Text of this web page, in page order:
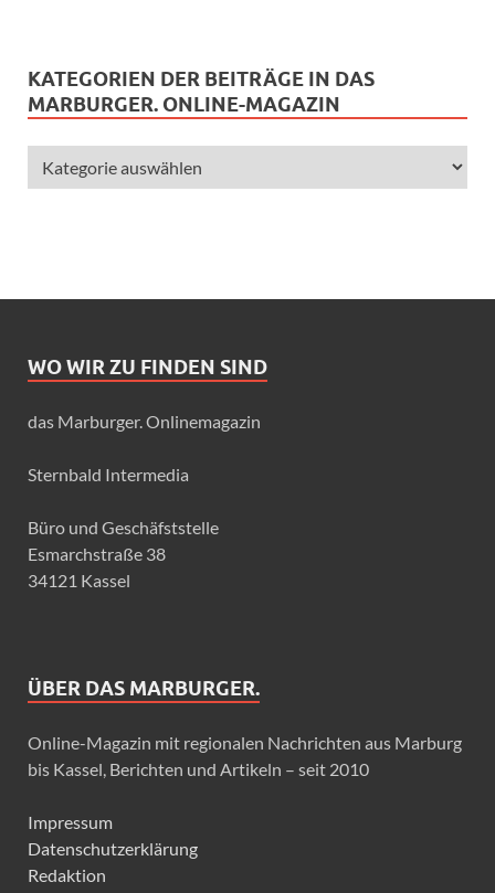
KATEGORIEN DER BEITRÄGE IN DAS
MARBURGER. ONLINE-MAGAZIN
WO WIR ZU FINDEN SIND
das Marburger. Onlinemagazin
Sternbald Intermedia
Büro und Geschäfststelle
Esmarchstraße 38
34121 Kassel
ÜBER DAS MARBURGER.
Online-Magazin mit regionalen Nachrichten aus Marburg
bis Kassel, Berichten und Artikeln – seit 2010
Impressum
Datenschutzerklärung
Redaktion